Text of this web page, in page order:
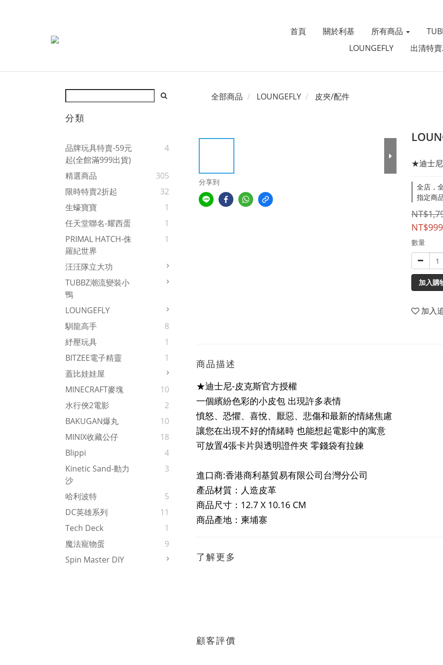
首頁 關於利基 所有商品
LOUNGEFLY
出清特
分類
品牌玩具特賣-59元
起(全館滿999出貨)
4
精選商品
305
限時特賣2折起
32
生蠔寶寶
1
任天堂聯名-耀西蛋
1
PRIMAL HATCH-侏
羅紀世界
1
汪汪隊立大功
TUBBZ潮流變裝小
鴨
LOUNGEFLY
馴龍高手
8
紓壓玩具
1
BITZEE電子精靈
1
蓋比娃娃屋
MINECRAFT麥塊
10
水行俠2電影
2
BAKUGAN爆丸
10
MINIX收藏公仔
18
Blippi
4
Kinetic Sand-動力
沙
3
哈利波特
5
DC英雄系列
11
Tech Deck
1
魔法寵物蛋
9
Spin Master DIY
全部商品 LOUNGEFLY 皮夾/配件
分享到
★迪士
全店，
指定商
NT$999
數量
加入購
加入
商品描述
★迪士尼-皮克斯官方授權
一個繽紛色彩的小皮包 出現許多表情
憤怒、恐懼、喜悅、厭惡、悲傷和最新的情緒焦慮
讓您在出現不好的情緒時 也能想起電影中的寓意
可放置4張卡片與透明證件夾 零錢袋有拉鍊
進口商:香港商利基貿易有限公司台灣分公司
產品材質：人造皮革
商品尺寸：12.7 X 10.16 CM
商品產地：柬埔寨
了解更多
顧客評價